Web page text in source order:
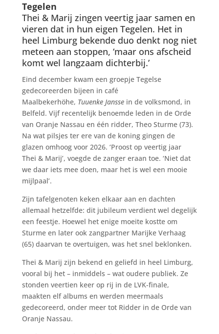
Tegelen
Thei & Marij zingen veertig jaar samen en
vieren dat in hun eigen Tegelen. Het in
heel Limburg bekende duo denkt nog niet
meteen aan stoppen, ‘maar ons afscheid
komt wel langzaam dichterbij.’
Eind december kwam een groepje Tegelse
gedecoreerden bijeen in café
Maalbekerhöhe, Tuuenke Janssein de volksmond, in
Belfeld. Vijf recentelijk benoemde leden in de Orde
van Oranje Nassau en één ridder, Theo Sturme (73).
Na wat pilsjes ter ere van de koning gingen de
glazen omhoog voor 2026. ‘Proost op veertig jaar
Thei & Marij’, voegde de zanger eraan toe. ‘Niet dat
we daar iets mee doen, maar het is wel een mooie
mijlpaal’.
Zijn tafelgenoten keken elkaar aan en dachten
allemaal hetzelfde: dit jubileum verdient wel degelijk
een feestje. Hoewel het enige moeite kostte om
Sturme en later ook zangpartner Marijke Verhaag
(65) daarvan te overtuigen, was het snel beklonken.
Thei & Marij zijn bekend en geliefd in heel Limburg,
vooral bij het – inmiddels – wat oudere publiek. Ze
stonden veertien keer op rij in de LVK-finale,
maakten elf albums en werden meermaals
gedecoreerd, onder meer tot Ridder in de Orde van
Oranje Nassau.